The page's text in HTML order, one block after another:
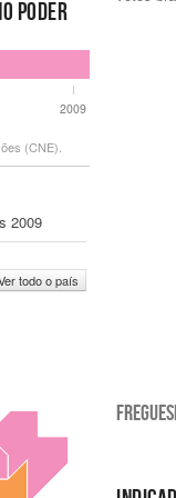
PODER
2009
(CNE).
2009
todo o país